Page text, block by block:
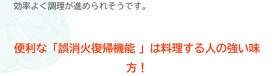
効率よく調理が進められそうです。
便利な「誤消火復帰機能 」は料理する人の強い味
方！